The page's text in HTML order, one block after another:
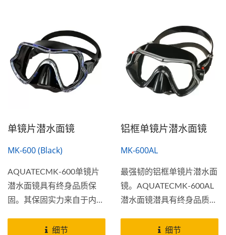
到镜片和眼睛之间的距离缩
短，从而达到更广阔的视
野，灵活的蛙镜调带扣可迅
速调整其潜水面罩紧度。
单镜片潜水面镜
MK-600 (Black)
AQUATECMK-600单镜片
潜水面镜具有终身品质保
固。其保固实力来自于内部
裙边的表面之下。
细节
铝框单镜片潜水面镜
MK-600AL
最强韧的铝框单镜片潜水面
镜。AQUATECMK-600AL
潜水面镜潜具有终身品质保
镜片破损。这个潜水面罩提
细节